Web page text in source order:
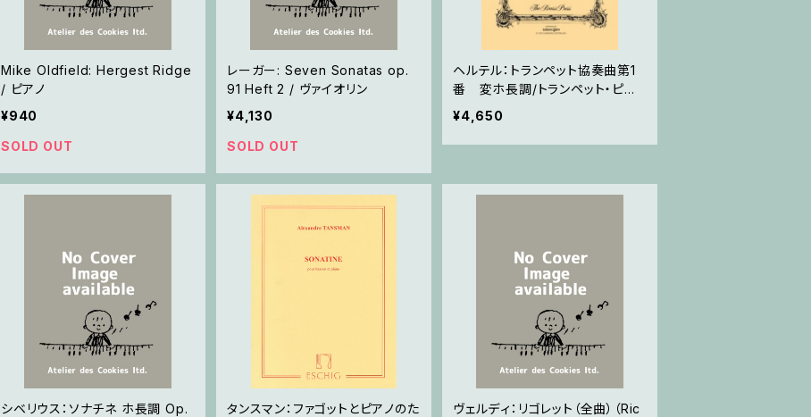
Mike Oldfield: Hergest Ridge
/ ピアノ
¥940
SOLD OUT
レーガー: Seven Sonatas op.
91 Heft 2 / ヴァイオリン
¥4,130
SOLD OUT
ヘルテル：トランペット協奏曲第1
番 変ホ長調/トランペット・ピア
ノ
¥4,650
シベリウス：ソナチネ ホ長調 Op.
タンスマン：ファゴットとピアノのた
ヴェルディ：リゴレット（全曲）（Ric